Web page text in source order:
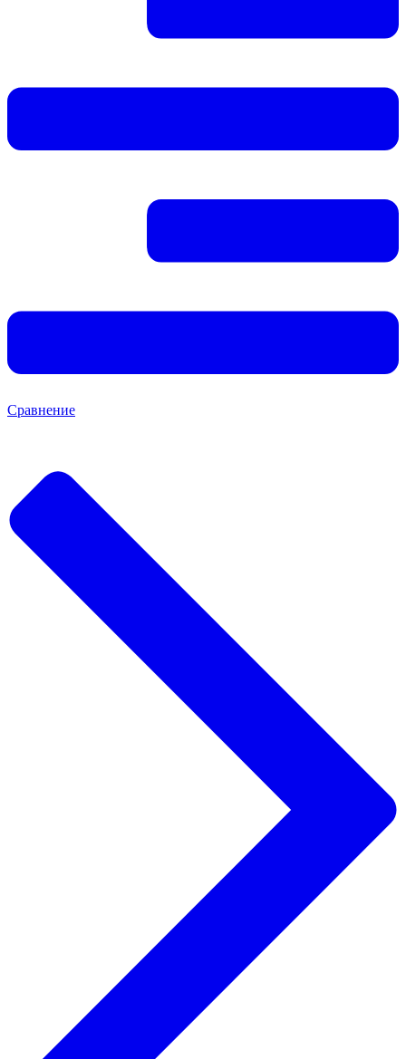
Сравнение